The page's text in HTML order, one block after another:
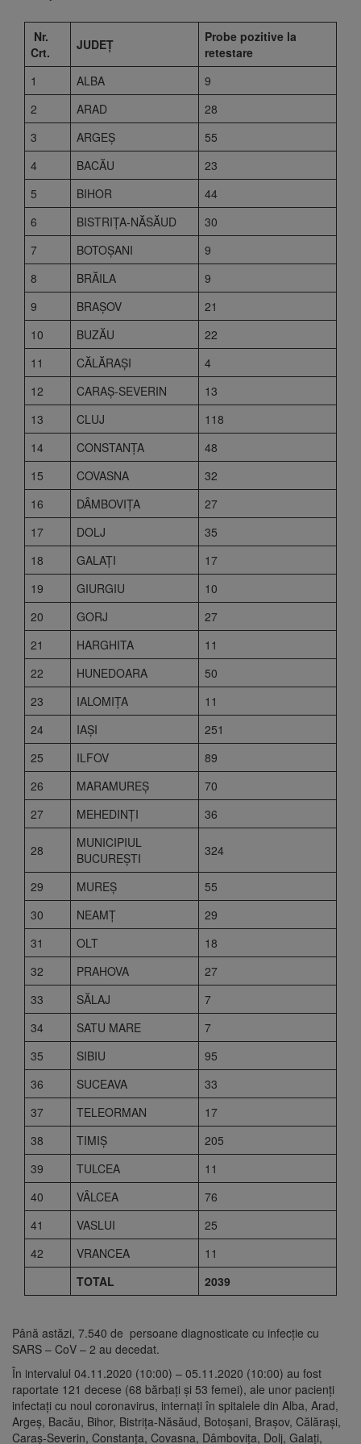
Nr.
Crt.
JUDEȚ
Probe pozitive la
retestare
1
ALBA
9
2
ARAD
28
3
ARGEŞ
55
4
BACĂU
23
5
BIHOR
44
6
BISTRIŢA-NĂSĂUD
30
7
BOTOŞANI
9
8
BRĂILA
9
9
BRAŞOV
21
10
BUZĂU
22
11
CĂLĂRAŞI
4
12
CARAŞ-SEVERIN
13
13
CLUJ
118
14
CONSTANŢA
48
15
COVASNA
32
16
DÂMBOVIŢA
27
17
DOLJ
35
18
GALAŢI
17
19
GIURGIU
10
20
GORJ
27
21
HARGHITA
11
22
HUNEDOARA
50
23
IALOMIŢA
11
24
IAŞI
251
25
ILFOV
89
26
MARAMUREŞ
70
27
MEHEDINŢI 36
28
MUNICIPIUL
BUCUREŞTI
324
29 MUREŞ
55
30
NEAMŢ
29
31
OLT
18
32
PRAHOVA
27
33
SĂLAJ
7
34
SATU MARE
7
35
SIBIU
95
36
SUCEAVA
33
37
TELEORMAN
17
38
TIMIŞ
205
39
TULCEA
11
40
VÂLCEA
76
41
VASLUI
25
42
VRANCEA
11
TOTAL
2039
Până astăzi, 7.540 de persoane diagnosticate cu infecție cu
SARS – CoV – 2 au decedat.
În intervalul 04.11.2020 (10:00) – 05.11.2020 (10:00) au fost
raportate 121 decese (68 bărbați și 53 femei), ale unor pacienți
infectați cu noul coronavirus, internați în spitalele din Alba, Arad,
Argeș, Bacău, Bihor, Bistrița-Năsăud, Botoșani, Brașov, Călărași,
Caraș-Severin, Constanța, Covasna, Dâmbovița, Dolj, Galați,